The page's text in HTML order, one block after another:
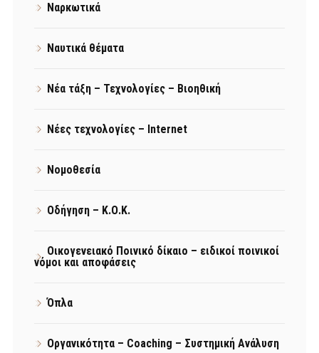
Ναρκωτικά
Ναυτικά θέματα
Νέα τάξη – Τεχνολογίες – Βιοηθική
Νέες τεχνολογίες – Internet
Νομοθεσία
Οδήγηση – Κ.Ο.Κ.
Οικογενειακό Ποινικό δίκαιο – ειδικοί ποινικοί
νόμοι και αποφάσεις
Όπλα
Οργανικότητα – Coaching – Συστημική Ανάλυση